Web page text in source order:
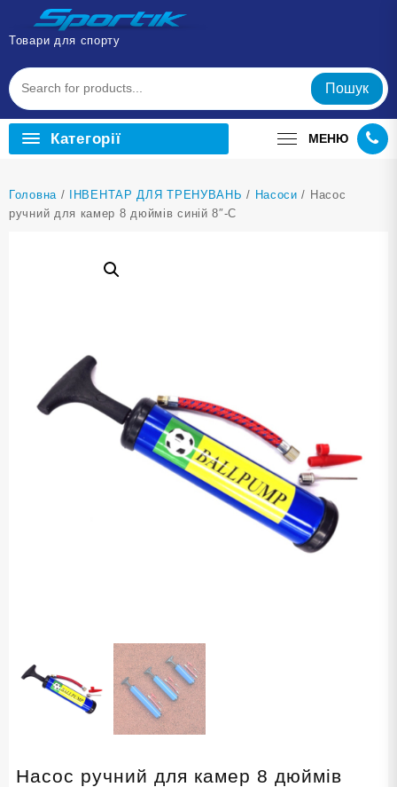
Перейти
вмісту
Товари для спорту
Пошук
Категорії МЕНЮ
Головна / ІНВЕНТАР ДЛЯ ТРЕНУВАНЬ / Насоси / Насос
ручний для камер 8 дюймів синій 8″-С
Насос ручний для камер 8 дюймів